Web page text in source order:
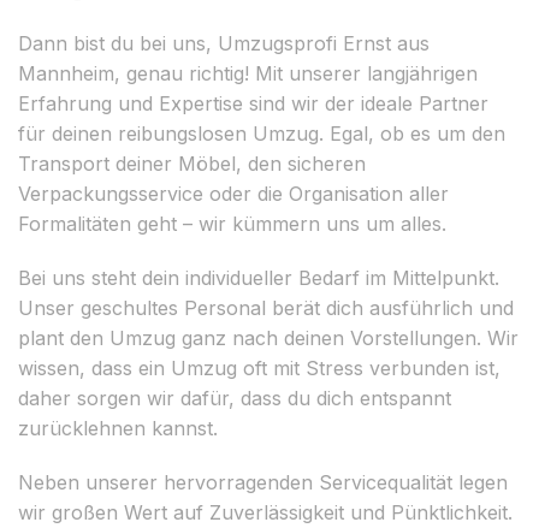
Dann bist du bei uns, Umzugsprofi Ernst aus
Mannheim, genau richtig! Mit unserer langjährigen
Erfahrung und Expertise sind wir der ideale Partner
für deinen reibungslosen Umzug. Egal, ob es um den
Transport deiner Möbel, den sicheren
Verpackungsservice oder die Organisation aller
Formalitäten geht – wir kümmern uns um alles.
Bei uns steht dein individueller Bedarf im Mittelpunkt.
Unser geschultes Personal berät dich ausführlich und
plant den Umzug ganz nach deinen Vorstellungen. Wir
wissen, dass ein Umzug oft mit Stress verbunden ist,
daher sorgen wir dafür, dass du dich entspannt
zurücklehnen kannst.
Neben unserer hervorragenden Servicequalität legen
wir großen Wert auf Zuverlässigkeit und Pünktlichkeit.